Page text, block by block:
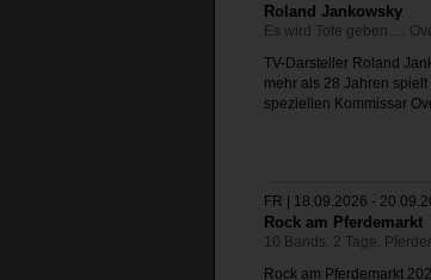
Roland Jankowsky
Es wird Tote geben ....
TV-Darsteller Roland
mehr als 28 Jahren
speziellen Kommissar
FR | 18.09.2026 -
Rock am Pferdemarkt
10 Bands. 2 Tage.
Rock am Pferdemarkt